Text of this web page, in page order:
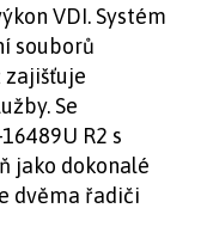
VDI. Systém
souborů
zajišťuje
Se
R2 s
jako dokonalé
dvěma řadiči